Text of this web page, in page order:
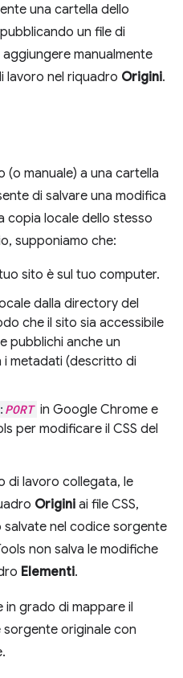
una cartella dello
un file di
manualmente
lavoro nel riquadro Origini.
manuale) a una cartella
di salvare una modifica
copia locale dello stesso
supponiamo che:
sito è sul tuo computer.
dalla directory del
che il sito sia accessibile
pubblichi anche un
i metadati (descritto di
PORT in Google Chrome e
per modificare il CSS del
di lavoro collegata, le
Origini ai file CSS,
salvate nel codice sorgente
non salva le modifiche
Elementi.
in grado di mappare il
originale con